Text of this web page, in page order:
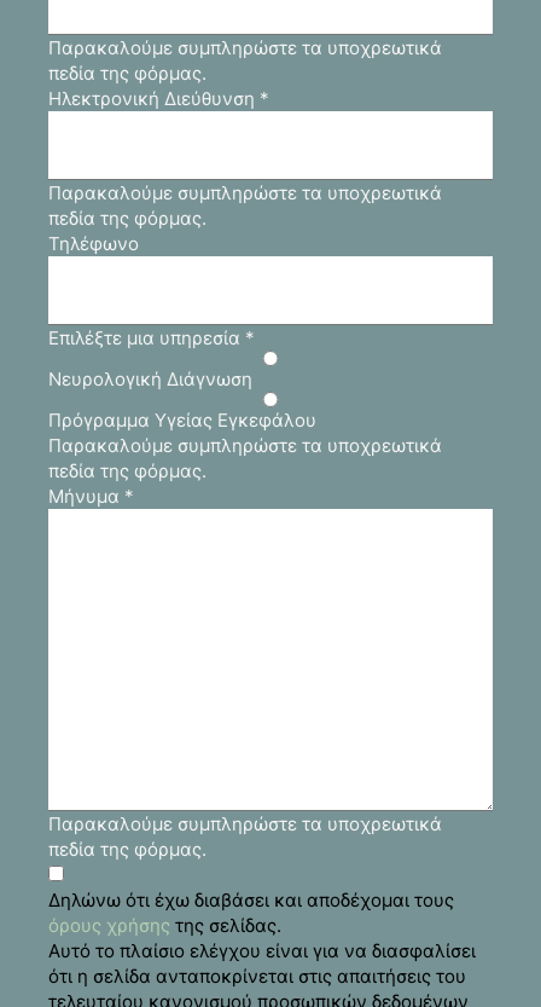
Παρακαλούμε συμπληρώστε τα υποχρεωτικά
πεδία της φόρμας.
Ηλεκτρονική Διεύθυνση *
Παρακαλούμε συμπληρώστε τα υποχρεωτικά
πεδία της φόρμας.
Τηλέφωνο
Επιλέξτε μια υπηρεσία *
Νευρολογική Διάγνωση
Πρόγραμμα Υγείας Εγκεφάλου
Παρακαλούμε συμπληρώστε τα υποχρεωτικά
πεδία της φόρμας.
Μήνυμα *
Παρακαλούμε συμπληρώστε τα υποχρεωτικά
πεδία της φόρμας.
Δηλώνω ότι έχω διαβάσει και αποδέχομαι τους
όρους χρήσης της σελίδας.
Αυτό το πλαίσιο ελέγχου είναι για να διασφαλίσει
ότι η σελίδα ανταποκρίνεται στις απαιτήσεις του
τελευταίου κανονισμού προσωπικών δεδομένων